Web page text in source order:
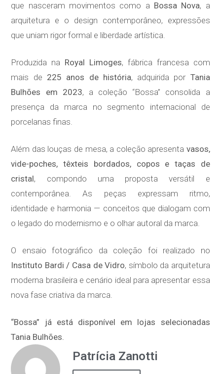
que nasceram movimentos como a Bossa Nova, a
arquitetura e o design contemporâneo, expressões
que uniam rigor formal e liberdade artística.
Produzida na Royal Limoges, fábrica francesa com
mais de 225 anos de história, adquirida por Tania
Bulhões em 2023, a coleção “Bossa” consolida a
presença da marca no segmento internacional de
porcelanas finas.
Além das louças de mesa, a coleção apresenta vasos,
vide-poches, têxteis bordados, copos e taças de
cristal, compondo uma proposta versátil e
contemporânea. As peças expressam ritmo,
identidade e harmonia — conceitos que dialogam com
o legado do modernismo e o olhar autoral da marca.
O ensaio fotográfico da coleção foi realizado no
Instituto Bardi / Casa de Vidro, símbolo da arquitetura
moderna brasileira e cenário ideal para apresentar essa
nova fase criativa da marca.
“Bossa” já está disponível em lojas selecionadas
Tania Bulhões.
Patrícia Zanotti